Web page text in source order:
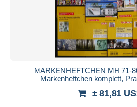
MARKENHEFTCHEN MH 71-
Markenheftchen komplett,
± 81,81